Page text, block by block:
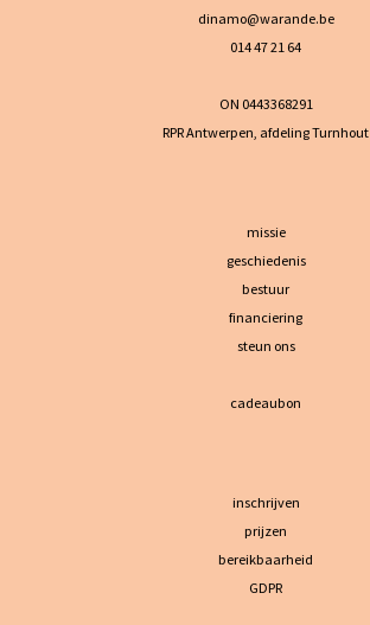
dinamo@warande.be
014 47 21 64
ON 0443368291
RPR Antwerpen, afdeling Turnhout
missie
geschiedenis
bestuur
financiering
steun ons
cadeaubon
inschrijven
prijzen
bereikbaarheid
GDPR